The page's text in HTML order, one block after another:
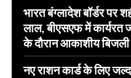
भारत बंग्लादेश बॉर्डर पर
लाल, बीएसएफ में कार्यरत
के दौरान आकाशीय
नए राशन कार्ड के लिए